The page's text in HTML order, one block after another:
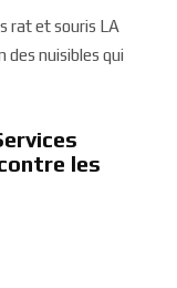
rat et souris LA
des nuisibles qui
les